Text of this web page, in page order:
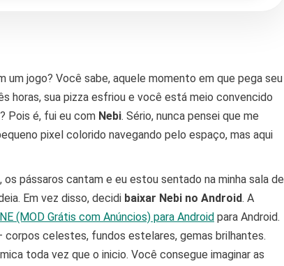
jogo? Você sabe, aquele momento em que pega seu
horas, sua pizza esfriou e você está meio convencido
Pois é, fui eu com Nebi. Sério, nunca pensei que me
pixel colorido navegando pelo espaço, mas aqui
pássaros cantam e eu estou sentado na minha sala de
Em vez disso, decidi baixar Nebi no Android. A
(MOD Grátis com Anúncios) para Android para Android.
corpos celestes, fundos estelares, gemas brilhantes.
toda vez que o inicio. Você consegue imaginar as